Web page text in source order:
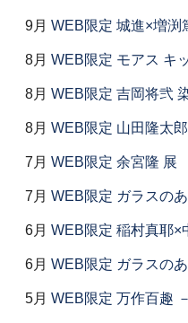
9月 WEB限定 城進×増渕
8月 WEB限定 モアス キ
8月 WEB限定 吉岡将弐
8月 WEB限定 山田隆太
7月 WEB限定 余宮隆 展
7月 WEB限定 ガラスの
6月 WEB限定 稲村真耶×
6月 WEB限定 ガラスの
5月 WEB限定 万作百趣